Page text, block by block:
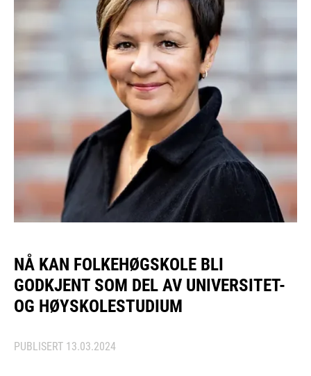
NÅ KAN FOLKEHØGSKOLE BLI
GODKJENT SOM DEL AV UNIVERSITET-
OG HØYSKOLESTUDIUM
PUBLISERT 13.03.2024